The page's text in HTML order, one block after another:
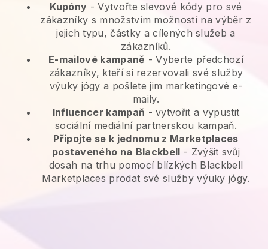
Kupóny - Vytvořte slevové kódy pro své
zákazníky s množstvím možností na výběr z
jejich typu, částky a cílených služeb a
zákazníků.
E-mailové kampaně -Vyberte předchozí
zákazníky, kteří si rezervovali své služby
výuky jógy a pošlete jim marketingové e-
maily.
Influencer kampaň - vytvořit a vypustit
sociální mediální partnerskou kampaň.
Připojte se k jednomu z Marketplaces
postaveného na Blackbell - Zvýšit svůj
dosah na trhu pomocí blízkých Blackbell
Marketplaces prodat své služby výuky jógy.